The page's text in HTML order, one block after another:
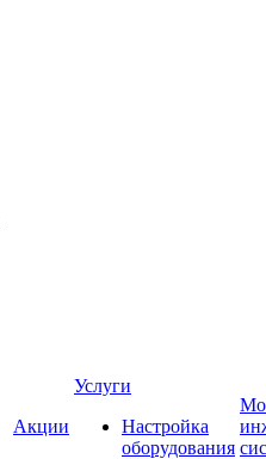
Акции
Услуги
Настройка
оборудования